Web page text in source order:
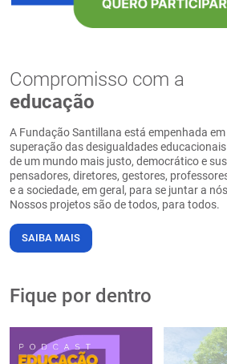
Compromisso com a
educação
A Fundação Santillana está empenhada
superação das desigualdades
de um mundo mais justo, democrático e
pensadores, diretores, gestores,
e a sociedade, em geral, para se juntar a
Nossos projetos são de todos, para todos.
SAIBA MAIS
Fique por dentro